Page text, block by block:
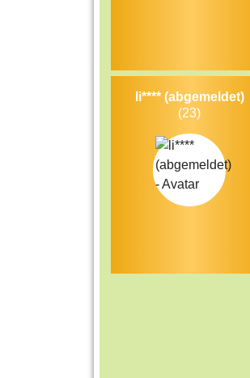
li**** (abgemeldet)
(23)